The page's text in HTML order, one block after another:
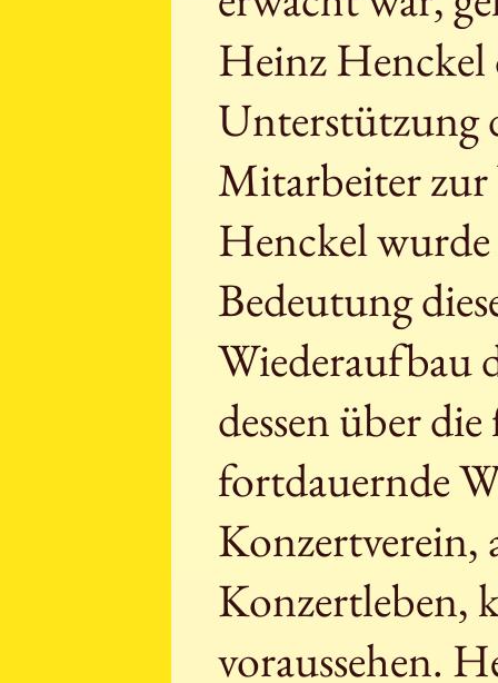
Heinz Henckel
Unterstützung
Mitarbeiter zur
Henckel wurde
Bedeutung
Wiederaufbau
dessen über
fortdauernde
Konzertverein,
Konzertleben,
voraussehen.